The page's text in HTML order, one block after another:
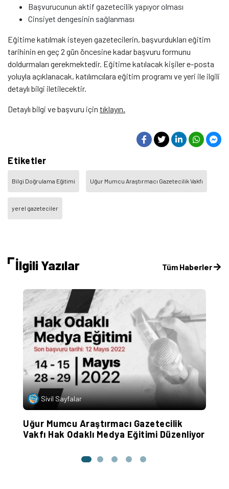
Başvurucunun aktif gazetecilik yapıyor olması
Cinsiyet dengesinin sağlanması
Eğitime katılmak isteyen gazetecilerin, başvurdukları eğitim
tarihinin en geç 2 gün öncesine kadar başvuru formunu
doldurmaları gerekmektedir. Eğitime katılacak kişiler e-posta
yoluyla açıklanacak, katılımcılara eğitim programı ve yeri ile ilgili
detaylı bilgi iletilecektir.
Detaylı bilgi ve başvuru için tıklayın.
Etiketler
Bilgi Doğrulama Eğitimi Uğur Mumcu Araştırmacı Gazetecilik Vakfı
yerel gazeteciler
İlgili Yazılar Tüm Haberler
Sivil Sayfalar
Uğur Mumcu Araştırmacı Gazetecilik
Vakfı Hak Odaklı Medya Eğitimi Düzenliyor